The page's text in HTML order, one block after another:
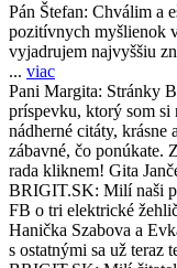
Pán Štefan: Chválim a
pozitívnych myšlienok
vyjadrujem najvyššiu
... viac
Pani Margita: Stránky
príspevku, ktorý som si
nádherné citáty, krásne
zábavné, čo ponúkate.
rada kliknem! Gita
BRIGIT.SK: Milí naši
FB o tri elektrické
Hanička Szabova a
s ostatnými sa už teraz